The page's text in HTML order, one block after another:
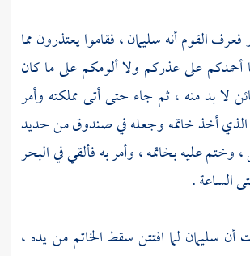
القوم أنهسليمان، فقاموا يعتذرون مما
على عذركم ولا ألومكم على ما كان
لا بد منه ، ثم جاء حتى أتى مملكته وأمر
الذي أخذ خاتمه وجعله في صندوق من حديد
وختم عليه بخاتمه ، وأمر به فألقي في البحر
الساعة .
أن سليمان لما افتتن سقط الخاتم من يده ،